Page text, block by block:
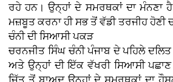
ਰਹੇ ਹਨ। ਉਨ੍ਹਾਂ ਦੇ ਸਮਰਥਕਾਂ ਦਾ ਮੰਨਣਾ
ਮਜ਼ਬੂਤ ਕਰਨਾ ਹੀ ਸਭ ਤੋਂ ਵੱਡੀ ਤਰਜੀਹ ਹੋਣੀ
ਚੰਨੀ ਦੀ ਸਿਆਸੀ ਪਕੜ
ਚਰਨਜੀਤ ਸਿੰਘ ਚੰਨੀ ਪੰਜਾਬ ਦੇ ਪਹਿਲੇ
ਅਤੇ ਉਨ੍ਹਾਂ ਦੀ ਇੱਕ ਵੱਖਰੀ ਸਿਆਸੀ ਪਛਾਣ